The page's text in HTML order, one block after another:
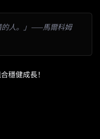
的人。」——馬爾科姆
穩健成長！